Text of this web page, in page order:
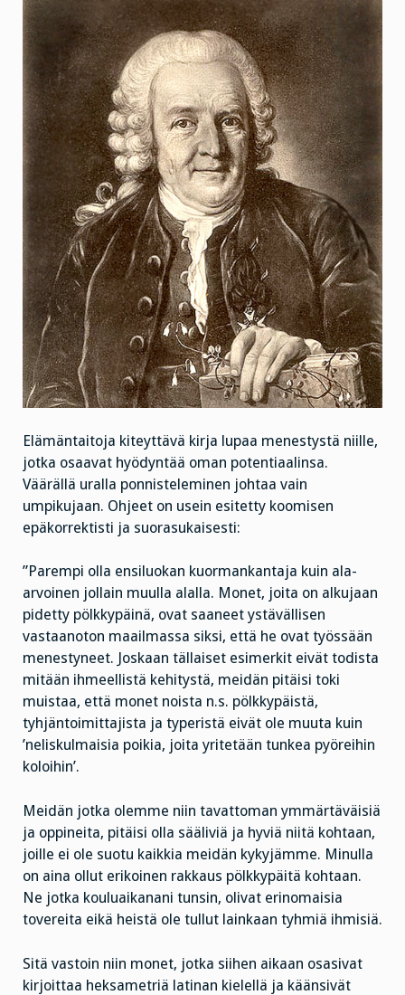
Elämäntaitoja kiteyttävä kirja lupaa menestystä niille,
jotka osaavat hyödyntää oman potentiaalinsa.
Väärällä uralla ponnisteleminen johtaa vain
umpikujaan. Ohjeet on usein esitetty koomisen
epäkorrektisti ja suorasukaisesti:
”Parempi olla ensiluokan kuormankantaja kuin ala-
arvoinen jollain muulla alalla. Monet, joita on alkujaan
pidetty pölkkypäinä, ovat saaneet ystävällisen
vastaanoton maailmassa siksi, että he ovat työssään
menestyneet. Joskaan tällaiset esimerkit eivät todista
mitään ihmeellistä kehitystä, meidän pitäisi toki
muistaa, että monet noista n.s. pölkkypäistä,
tyhjäntoimittajista ja typeristä eivät ole muuta kuin
’neliskulmaisia poikia, joita yritetään tunkea pyöreihin
koloihin’.
Meidän jotka olemme niin tavattoman ymmärtäväisiä
ja oppineita, pitäisi olla sääliviä ja hyviä niitä kohtaan,
joille ei ole suotu kaikkia meidän kykyjämme. Minulla
on aina ollut erikoinen rakkaus pölkkypäitä kohtaan.
Ne jotka kouluaikanani tunsin, olivat erinomaisia
tovereita eikä heistä ole tullut lainkaan tyhmiä ihmisiä.
Sitä vastoin niin monet, jotka siihen aikaan osasivat
kirjoittaa heksametriä latinan kielellä ja käänsivät